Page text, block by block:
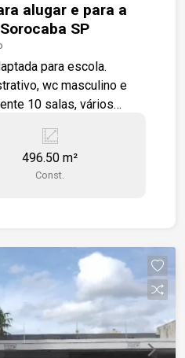
alugar e para a
SP
para escola.
wc masculino e
10 salas, vários
próximo a ponto
Estamos
saber
496.50 m²
Const.